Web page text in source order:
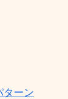
ターン